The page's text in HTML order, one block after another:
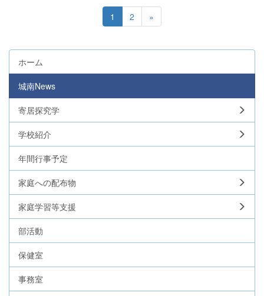
1 2 »
ホーム
城南News
寄居探究学
学校紹介
年間行事予定
家庭への配布物
家庭学習等支援
部活動
保健室
事務室